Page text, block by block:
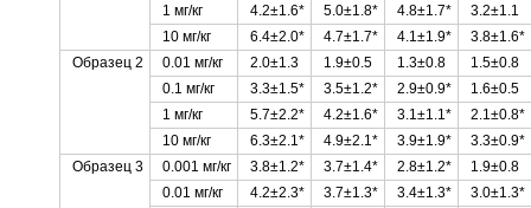
1 мг/кг
4.2±1.6* 5.0±1.8* 4.8±1.7*
3.2±1.1
10 мг/кг
6.4±2.0* 4.7±1.7* 4.1±1.9*
3.8±1.6*
Образец 2
0.01 мг/кг 2.0±1.3 1.9±0.5 1.3±0.8
1.5±0.8
0.1 мг/кг
3.3±1.5* 3.5±1.2* 2.9±0.9*
1.6±0.5
1 мг/кг
5.7±2.2* 4.2±1.6* 3.1±1.1*
2.1±0.8*
10 мг/кг
6.3±2.1* 4.9±2.1* 3.9±1.9*
3.3±0.9*
Образец 3
0.001 мг/кг 3.8±1.2* 3.7±1.4* 2.8±1.2*
1.9±0.8
0.01 мг/кг
4.2±2.3* 3.7±1.3* 3.4±1.3*
3.0±1.3*